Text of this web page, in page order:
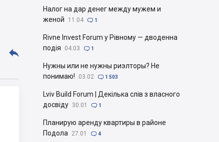

Налог на дар денег между мужем и
женой
11.04  1
Rivne Invest Forum у Рівному — дводенна
подія
04.03  1
Нужны или не нужны риэлторы? Не
понимаю!
03.02  1 503
Lviv Build Forum | Декілька слів з власного
досвіду 30.01  1
Планирую аренду квартиры в районе
Подола
27.01  4